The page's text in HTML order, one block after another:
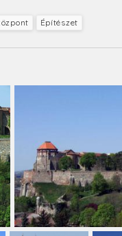
Építészet